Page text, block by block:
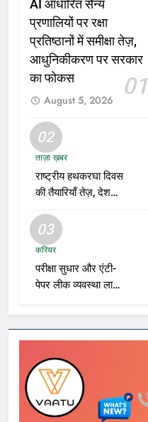
AI आधारित सैन्य
प्रणालियों पर रक्षा
प्रतिष्ठानों में समीक्षा तेज़,
आधुनिकीकरण पर सरकार
का फोकस
01
August 5, 2026
02
ताज़ा ख़बर
राष्ट्रीय हथकरघा दिवस
की तैयारियाँ तेज़, देशभर
प्रदर्शनियों का होगा
आयोजन
03
करियर
परीक्षा सुधार और एंटी-
पेपर लीक व्यवस्था लागू
भर्ती एजेंसियाँ और शिक्षा
विभाग नए रोडमैप पर